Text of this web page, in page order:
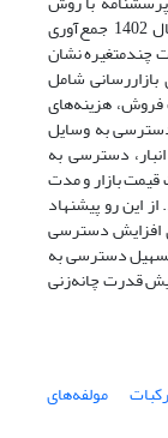
نمونه‌گیری در دسترس در استان گیلان، برای سال 1402 جمع‌آوری
چندمتغیره نشان
شامل
هزینه‌های
دسترسی به وسایل
دسترسی به
بازار و مدت
این رو پیشنهاد
افزایش دسترسی
تسهیل دسترسی به
قدرت چانه‌زنی
مولفه‌های